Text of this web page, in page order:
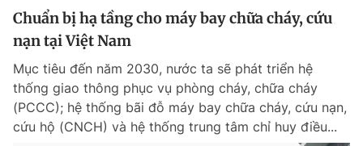
Chuyên mục khác
Chào ngày mới Tin 24h
Thông tin tài khoản
Đổi mật khẩu
Tin đã lưu
Tin đã xem
Chuẩn bị hạ tầng cho máy bay chữa cháy, cứu
nạn tại Việt Nam
Mục tiêu đến năm 2030, nước ta sẽ phát triển hệ
thống giao thông phục vụ phòng cháy, chữa cháy
(PCCC); hệ thống bãi đỗ máy bay chữa cháy, cứu nạn,
cứu hộ (CNCH) và hệ thống trung tâm chỉ huy điều...